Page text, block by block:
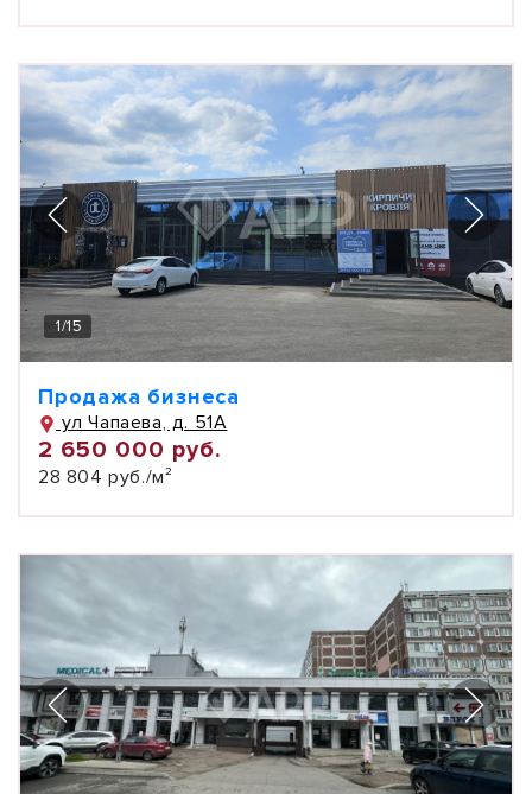
1/15
Продажа бизнеса
ул Чапаева, д. 51А
2 650 000 руб.
28 804 руб./м²